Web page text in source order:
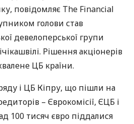
повідомляє The Financial
голови став
девелоперської групи
Рішення акціонерів
ЦБ країни.
і ЦБ Кіпру, що пішли на
– Єврокомісії, ЄЦБ і
100 тисяч євро піддалися